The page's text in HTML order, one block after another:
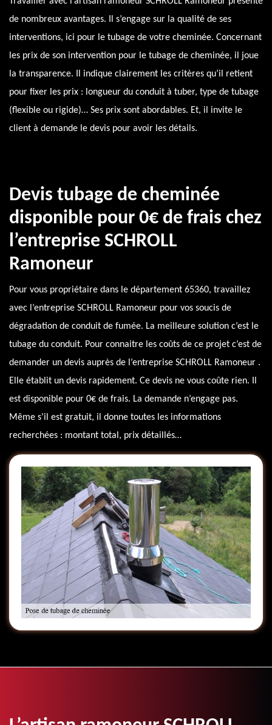
de nombreux avantages. Il s’engage sur la qualité de ses
interventions, ici pour le tubage de votre cheminée. Concernant
les prix de son intervention pour le tubage de cheminée, il joue
la transparence. Il indique clairement les critères qu’il retient
pour fixer les prix : longueur du conduit à tuber, type de tubage
(flexible ou rigide)… Ses prix sont abordables. Et, il invite le
client à demande le devis pour avoir les détails.
Devis tubage de cheminée
disponible pour 0€ de frais chez
l’entreprise SCHROLL
Ramoneur
Pour vous propriétaire dans le département 65360, travaillez
avec l’entreprise SCHROLL Ramoneur pour vos soucis de
dégradation de conduit de fumée. La meilleure solution c’est le
tubage du conduit. Pour connaitre les coûts de ce projet c’est de
demander un devis auprès de l’entreprise SCHROLL Ramoneur .
Elle établit un devis rapidement. Ce devis ne vous coûte rien. Il
est disponible pour 0€ de frais. La demande n’engage pas.
Même s’il est gratuit, il donne toutes les informations
recherchées : montant total, prix détaillés…